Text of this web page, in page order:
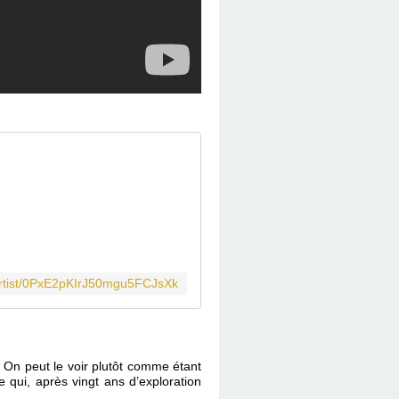
0PxE2pKIrJ50mgu5FCJsXk
peut le voir plutôt comme étant
après vingt ans d’exploration